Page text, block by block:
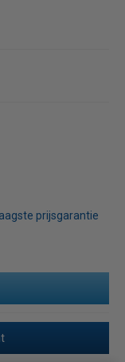
prijsgarantie